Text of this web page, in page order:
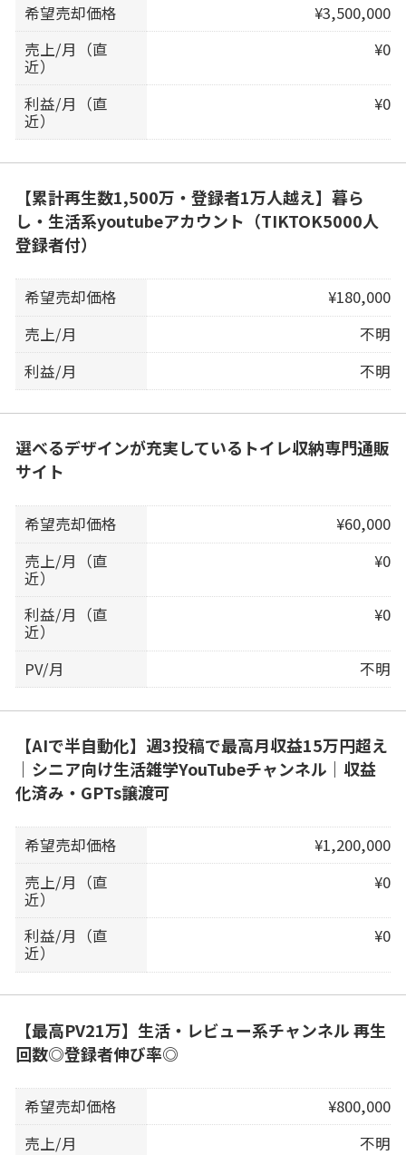
希望売却価格
¥3,500,000
売上/月（直
近）
¥0
利益/月（直
近）
¥0
【累計再生数1,500万・登録者1万人越え】暮ら
し・生活系youtubeアカウント（TIKTOK5000人
登録者付）
希望売却価格
¥180,000
売上/月
不明
利益/月
不明
選べるデザインが充実しているトイレ収納専門通販
サイト
希望売却価格
¥60,000
売上/月（直
近）
¥0
利益/月（直
近）
¥0
PV/月 不明
【AIで半自動化】週3投稿で最高月収益15万円超え
｜シニア向け生活雑学YouTubeチャンネル｜収益
化済み・GPTs譲渡可
希望売却価格
¥1,200,000
売上/月（直
近）
¥0
利益/月（直
近）
¥0
【最高PV21万】生活・レビュー系チャンネル 再生
回数◎登録者伸び率◎
希望売却価格
¥800,000
売上/月
不明